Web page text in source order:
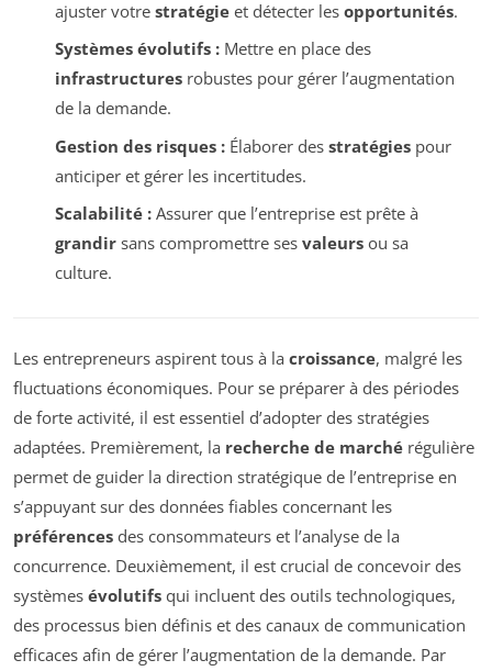
ajuster votre stratégieet détecter les opportunités.
Systèmes évolutifs :Mettre en place des
infrastructuresrobustes pour gérer l’augmentation
de la demande.
Gestion des risques :Élaborer des stratégiespour
anticiper et gérer les incertitudes.
Scalabilité :Assurer que l’entreprise est prête à
grandirsans compromettre ses valeursou sa
culture.
Les entrepreneurs aspirent tous à la croissance, malgré les
fluctuations économiques. Pour se préparer à des périodes
de forte activité, il est essentiel d’adopter des stratégies
adaptées. Premièrement, la recherche de marché régulière
permet de guider la direction stratégique de l’entreprise en
s’appuyant sur des données fiables concernant les
préférences des consommateurs et l’analyse de la
concurrence. Deuxièmement, il est crucial de concevoir des
systèmes évolutifs qui incluent des outils technologiques,
des processus bien définis et des canaux de communication
efficaces afin de gérer l’augmentation de la demande. Par